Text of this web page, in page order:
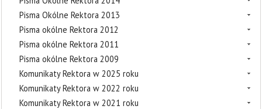
Pisma Okólne Rektora 2013
Pisma okólne Rektora 2012
Pisma okólne Rektora 2011
Pisma okólne Rektora 2009
Komunikaty Rektora w 2025 roku
Komunikaty Rektora w 2022 roku
Komunikaty Rektora w 2021 roku